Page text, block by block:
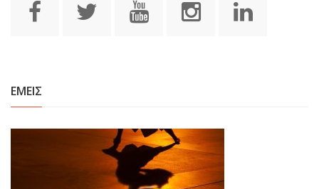
ΕΜΕΙΣ